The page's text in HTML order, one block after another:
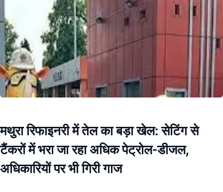
मथुरा रिफाइनरी में तेल का बड़ा खेल: सेटिंग से
टैंकरों में भरा जा रहा अधिक पेट्रोल-डीजल,
अधिकारियों पर भी गिरी गाज